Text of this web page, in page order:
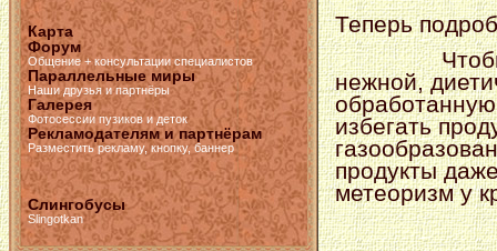
Карта
Форум
Общение + консультации специалистов
Параллельные миры
Наши друзья и партнёры
Галерея
Фотосессии пузиков и деток
Рекламодателям и партнёрам
Разместить рекламу, кнопку, баннер
Слингобусы
Slingotkan
Теперь
нежной,
избегать
продукты
метеоризм у